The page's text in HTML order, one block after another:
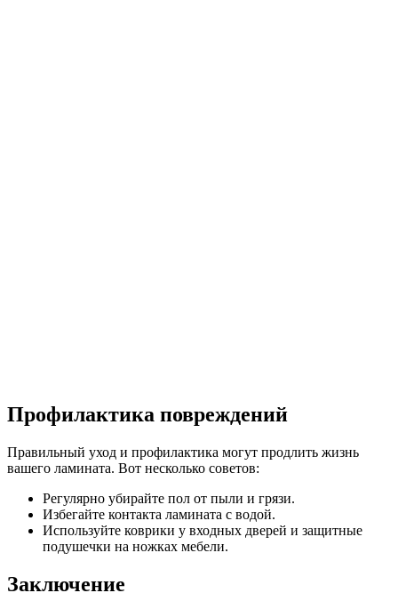
Профилактика повреждений
Правильный уход и профилактика могут продлить жизнь
вашего ламината. Вот несколько советов:
Регулярно убирайте пол от пыли и грязи.
Избегайте контакта ламината с водой.
Используйте коврики у входных дверей и защитные
подушечки на ножках мебели.
Заключение